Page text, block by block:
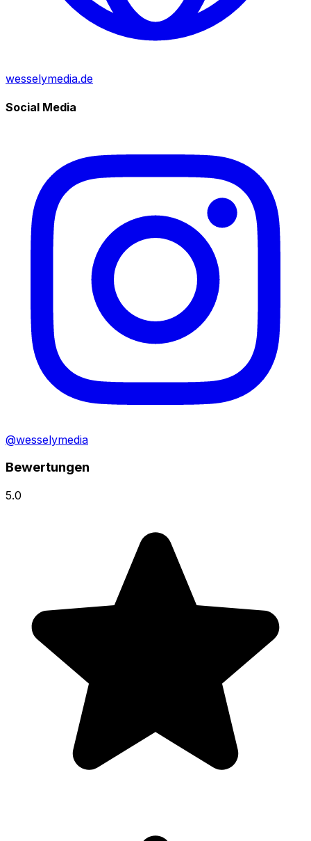
wesselymedia.de
Social Media
@wesselymedia
Bewertungen
5.0